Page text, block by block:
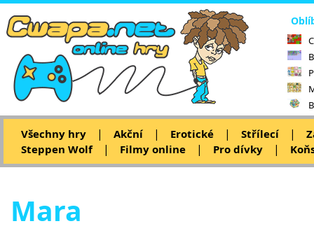
Všechny hry | Akční | Erotické | Střílecí |
Steppen Wolf
| Filmy online | Pro dívky |
Mara